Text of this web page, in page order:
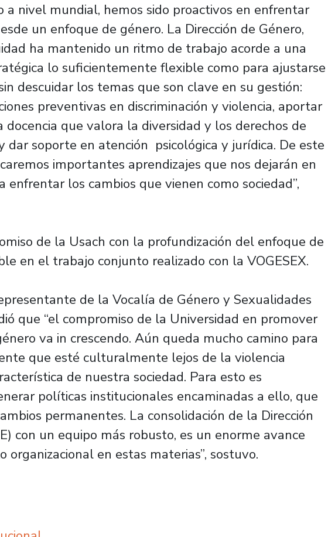
a nivel mundial, hemos sido proactivos en enfrentar
un enfoque de género. La Dirección de Género,
ha mantenido un ritmo de trabajo acorde a una
lo suficientemente flexible como para ajustarse
descuidar los temas que son clave en su gestión:
preventivas en discriminación y violencia, aportar
docencia que valora la diversidad y los derechos de
dar soporte en atención psicológica y jurídica. De este
importantes aprendizajes que nos dejarán en
enfrentar los cambios que vienen como sociedad”,
de la Usach con la profundización del enfoque de
en el trabajo conjunto realizado con la VOGESEX.
de la Vocalía de Género y Sexualidades
que “el compromiso de la Universidad en promover
va in crescendo. Aún queda mucho camino para
que esté culturalmente lejos de la violencia
de nuestra sociedad. Para esto es
políticas institucionales encaminadas a ello, que
permanentes. La consolidación de la Dirección
con un equipo más robusto, es un enorme avance
organizacional en estas materias”, sostuvo.